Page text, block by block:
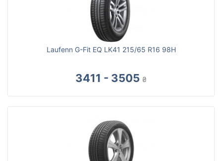
Laufenn G-Fit EQ LK41 215/65 R16 98H
3411 - 3505 ₴